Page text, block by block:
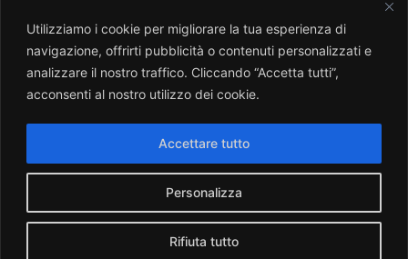
Utilizziamo i cookie per migliorare la tua esperienza di
navigazione, offrirti pubblicità o contenuti personalizzati e
analizzare il nostro traffico. Cliccando “Accetta tutti”,
acconsenti al nostro utilizzo dei cookie.
Personalizza
Rifiuta tutto
Accettare tutto